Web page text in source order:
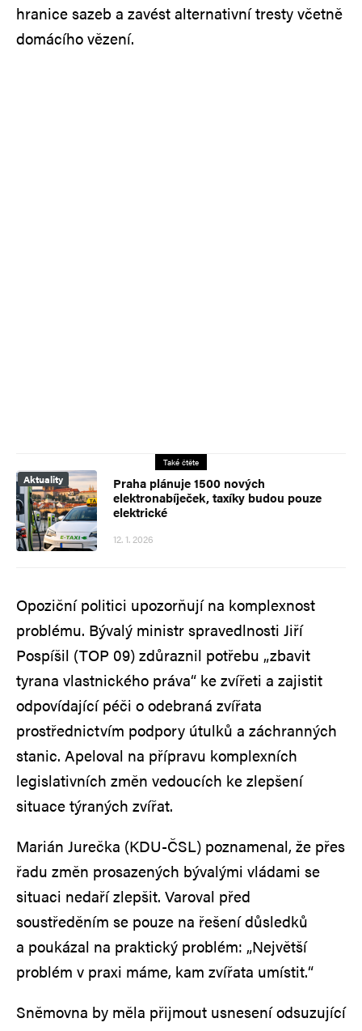
hranice sazeb a zavést alternativní tresty včetně
domácího vězení.
Také čtěte
Aktuality
Praha plánuje 1500 nových
elektronabíječek, taxíky budou pouze
elektrické
12. 1. 2026
Opoziční politici upozorňují na komplexnost
problému. Bývalý ministr spravedlnosti Jiří
Pospíšil (TOP 09) zdůraznil potřebu „zbavit
tyrana vlastnického práva“ ke zvířeti a zajistit
odpovídající péči o odebraná zvířata
prostřednictvím podpory útulků a záchranných
stanic. Apeloval na přípravu komplexních
legislativních změn vedoucích ke zlepšení
situace týraných zvířat.
Marián Jurečka (KDU-ČSL) poznamenal, že přes
řadu změn prosazených bývalými vládami se
situaci nedaří zlepšit. Varoval před
soustředěním se pouze na řešení důsledků
a poukázal na praktický problém: „Největší
problém v praxi máme, kam zvířata umístit.“
Sněmovna by měla přijmout usnesení odsuzující